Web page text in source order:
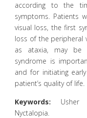
according to the
symptoms. Patients
visual loss, the first
loss of the peripheral
as ataxia, may be
syndrome is
and for initiating
patient’s quality of life.
Keywords: Usher
Nyctalopia.